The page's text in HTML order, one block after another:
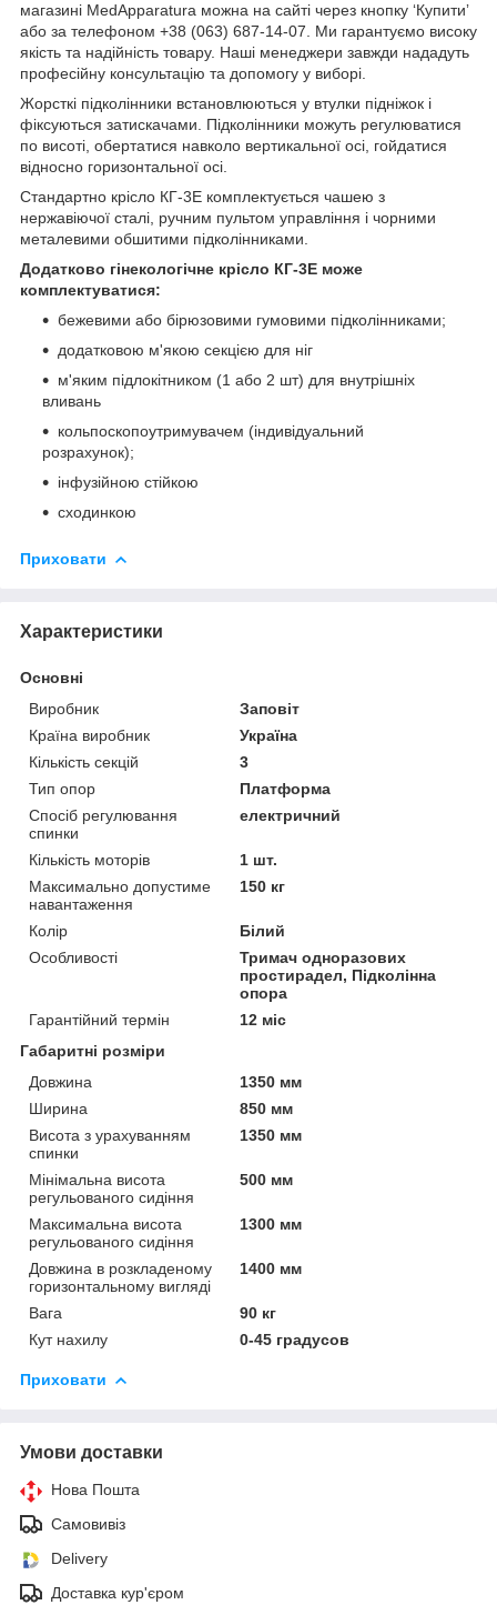
магазині MedApparatura можна на сайті через кнопку ‘Купитиʼ
або за телефоном +38 (063) 687-14-07. Ми гарантуємо високу
якість та надійність товару. Наші менеджери завжди нададуть
професійну консультацію та допомогу у виборі.
Жорсткі підколінники встановлюються у втулки підніжок і
фіксуються затискачами. Підколінники можуть регулюватися
по висоті, обертатися навколо вертикальної осі, гойдатися
відносно горизонтальної осі.
Стандартно крісло КГ-3Е комплектується чашею з
нержавіючої сталі, ручним пультом управління і чорними
металевими обшитими підколінниками.
Додатково гінекологічне крісло КГ-3Е може
комплектуватися:
бежевими або бірюзовими гумовими підколінниками;
додатковою м'якою секцією для ніг
м'яким підлокітником (1 або 2 шт) для внутрішніх
вливань
кольпоскопоутримувачем (індивідуальний
розрахунок);
інфузійною стійкою
сходинкою
Приховати
Характеристики
Основні
Виробник
Заповіт
Країна виробник
Україна
Кількість секцій
3
Тип опор
Платформа
Спосіб регулювання
спинки
електричний
Кількість моторів
1 шт.
Максимально допустиме
навантаження
150 кг
Колір
Білий
Особливості
Тримач одноразових
простирадел, Підколінна
опора
Гарантійний термін
12 міс
Габаритні розміри
Довжина
1350 мм
Ширина
850 мм
Висота з урахуванням
спинки
1350 мм
Мінімальна висота
регульованого сидіння
500 мм
Максимальна висота
регульованого сидіння
1300 мм
Довжина в розкладеному
горизонтальному вигляді
1400 мм
Вага
90 кг
Кут нахилу
0-45 градусов
Приховати
Умови доставки
Нова Пошта
Самовивіз
Delivery
Доставка кур'єром